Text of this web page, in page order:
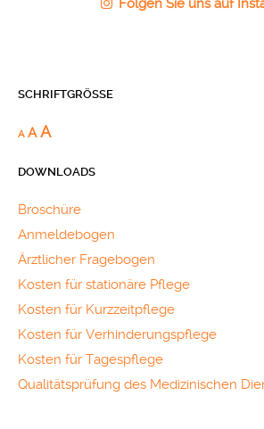
Folgen Sie uns auf
SCHRIFTGRÖSSE
A A A
DOWNLOADS
Broschüre
Anmeldebogen
Ärztlicher Fragebogen
Kosten für stationäre Pflege
Kosten für Kurzzeitpflege
Kosten für Verhinderungspflege
Kosten für Tagespflege
Qualitätsprüfung des Medizinischen